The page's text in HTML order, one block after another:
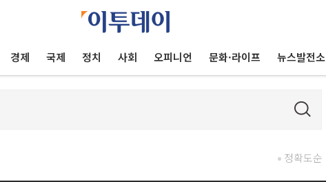
경제 국제 정치 사회 오피니언 문화·라이프 뉴스발전소
정확도순